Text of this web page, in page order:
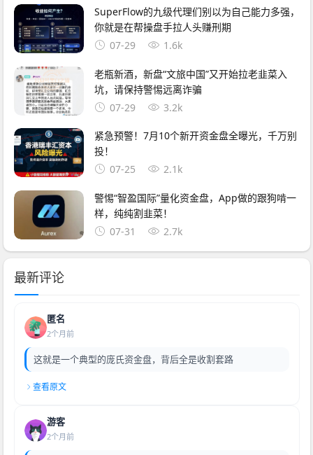
SuperFlow的九级代理们别以为自己能力多强，
你就是在帮操盘手拉人头赚刑期
07-29
1.6k
老瓶新酒，新盘“文旅中国”又开始拉老韭菜入
坑，请保持警惕远离诈骗
07-29
3.2k
紧急预警！7月10个新开资金盘全曝光，千万别
投！
07-25
2.1k
警惕“智盈国际”量化资金盘，App做的跟狗啃一
样，纯纯割韭菜！
07-31
2.7k
最新评论
匿名
2个月前
这就是一个典型的庞氏资金盘，背后全是收割套路
查看原文
游客
2个月前